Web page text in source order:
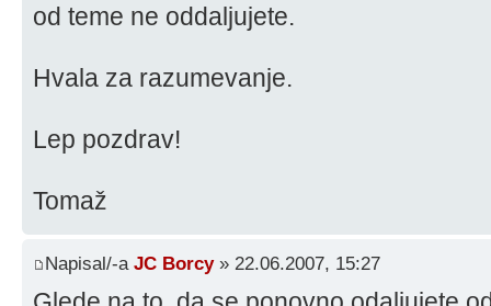
od teme ne oddaljujete.
Hvala za razumevanje.
Lep pozdrav!
Tomaž
Napisal/-a JC Borcy» 22.06.2007, 15:27